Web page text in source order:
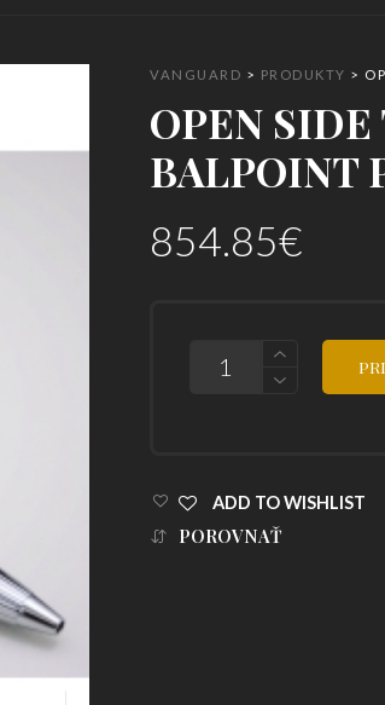
VANGUARD > PRODUKTY >
OPEN
BALPOINT
854.85€
ADD TO WISHLIST
POROVNAŤ